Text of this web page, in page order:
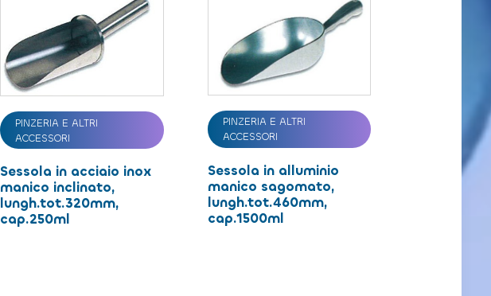
PINZERIA E ALTRI
ACCESSORI
Sessola in acciaio inox
manico inclinato,
lungh.tot.320mm,
cap.250ml
PINZERIA E ALTRI
ACCESSORI
Sessola in alluminio
manico sagomato,
lungh.tot.460mm,
cap.1500ml